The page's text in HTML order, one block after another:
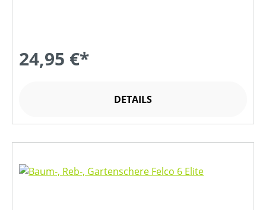
24,95 €*
DETAILS